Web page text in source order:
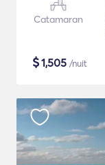
Catamaran
$1,505 /nuit